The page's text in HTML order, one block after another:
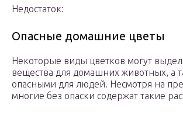
Недостаток:
Опасные домашние цветы
Некоторые виды цветков могут
вещества для домашних животных, а
опасными для людей. Несмотря на
многие без опаски содержат такие